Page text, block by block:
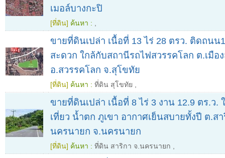
เมอล์บางกะปิ
[ที่ดิน] ค้นหา :
ขายที่ดินเปล่า เนื้อที่ 13 ไร่ 28 ตรว. ติดถนน
สะดวก ใกล้กับสถานีรถไฟสวรรคโลก ต.เมือ
อ.สวรรคโลก จ.สุโขทัย
[ที่ดิน] ค้นหา : ที่ดิน สุโขทัย
ขายที่ดินเปล่า เนื้อที่ 8 ไร่ 3 งาน 12.9 ตร.ว.
เที่ยว น้ำตก ภูเขา อากาศเย็นสบายทั้งปี ต.สา
นครนายก จ.นครนายก
[ที่ดิน] ค้นหา : ที่ดิน สาริกา จ.นครนายก